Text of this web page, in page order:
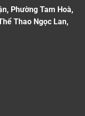
Phường Tam Hoà,
Thao Ngọc Lan,